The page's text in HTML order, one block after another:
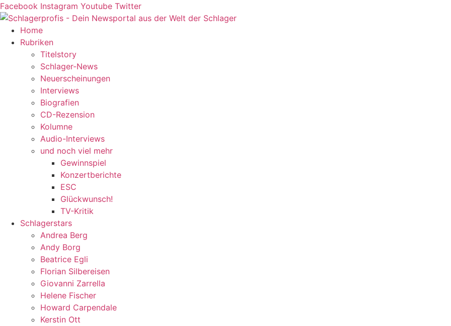
Zum
Inhalt
springen
Facebook Instagram Youtube Twitter
Home
Rubriken
Titelstory
Schlager-News
Neuerscheinungen
Interviews
Biografien
CD-Rezension
Kolumne
Audio-Interviews
und noch viel mehr
Gewinnspiel
Konzertberichte
ESC
Glückwunsch!
TV-Kritik
Schlagerstars
Andrea Berg
Andy Borg
Beatrice Egli
Florian Silbereisen
Giovanni Zarrella
Helene Fischer
Howard Carpendale
Kerstin Ott